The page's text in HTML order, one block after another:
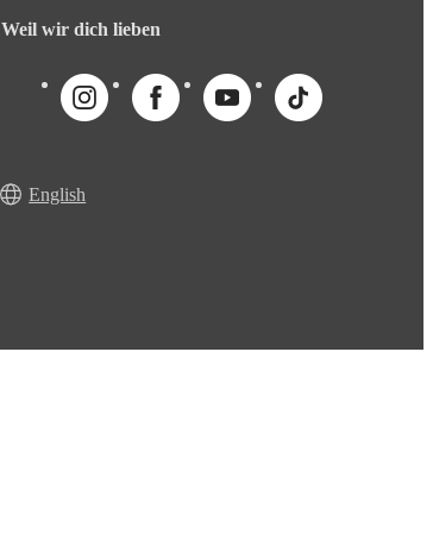
Weil wir dich lieben
English